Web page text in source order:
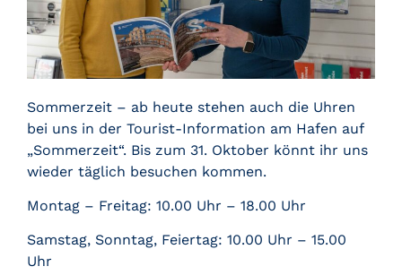
Sommerzeit – ab heute stehen auch die Uhren
bei uns in der Tourist-Information am Hafen auf
„Sommerzeit“. Bis zum 31. Oktober könnt ihr uns
wieder täglich besuchen kommen.
Montag – Freitag: 10.00 Uhr – 18.00 Uhr
Samstag, Sonntag, Feiertag: 10.00 Uhr – 15.00
Uhr